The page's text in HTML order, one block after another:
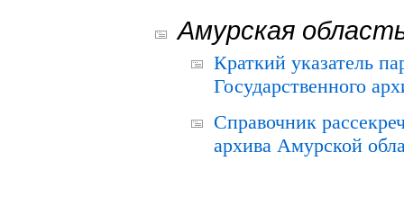
Амурская
Краткий указатель
Государственного
Справочник
архива Амурской